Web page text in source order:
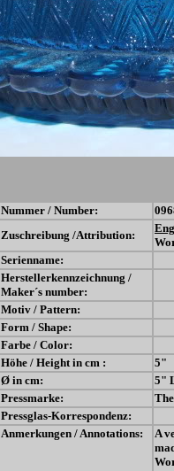
Nummer / Number:
Zuschreibung /Attribution:
Serienname:
Herstellerkennzeichnung /
Maker´s number:
Motiv / Pattern:
Form / Shape:
Farbe / Color:
Höhe / Height in cm :
5"
Ø in cm:
5"
Pressmarke:
Pressglas-Korrespondenz:
Anmerkungen / Annotations:
A